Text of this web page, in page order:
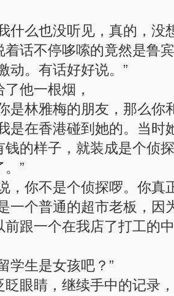
什么也没听见，真的，
着话不停哆嗦的竟然是鲁
动。有话好好说。”
他一根烟，
是林雅梅的朋友，那么你
是在香港碰到她的。当
钱的样子，就装成是个侦
。”
，你不是个侦探啰。你真
一个普通的超市老板，
前跟一个在我店了打工的
学生是女孩吧？”
眨眼睛，继续手中的记录，